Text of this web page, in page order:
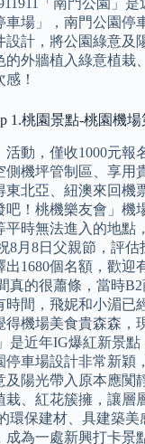
「南門公園」是
車場」，南門公園停
設計，將公園綠意及
的外牆植入綠意植栽
！
1.桃園景點-桃園機
動，僅收1000元報
側機坪管制區、享用
北亞、紐澳來回機
吧！桃機樂友會」機
平時無法進入的地點
8月8日父親節，評
出1680個名額，歡迎
真的很蕭條，當時
時間，飛妮和小湄已
得機場美食貴森森，
是近年IG爆紅新景
停車場設計非常新穎
及陽光帶入原本應闃
栽、紅花簇擁，讓層
環保建材、具建築美
為一處新興打卡景